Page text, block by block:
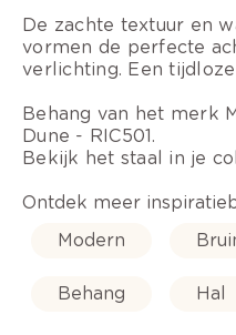
De zachte textuur en
vormen de perfecte
verlichting. Een
Behang van het merk
Dune - RIC501.
Bekijk het staal in je
Ontdek meer
Modern
Behang Hal